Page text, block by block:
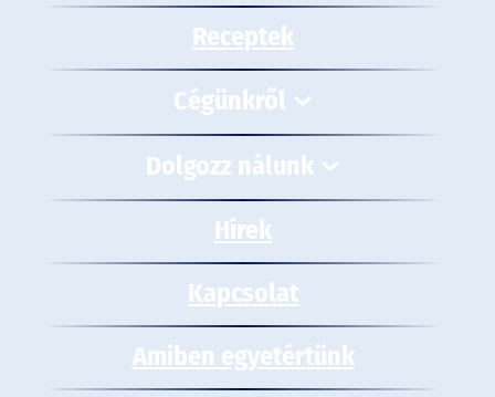
Receptek
Cégünkről
Dolgozz nálunk
Hírek
Kapcsolat
Amiben egyetértünk